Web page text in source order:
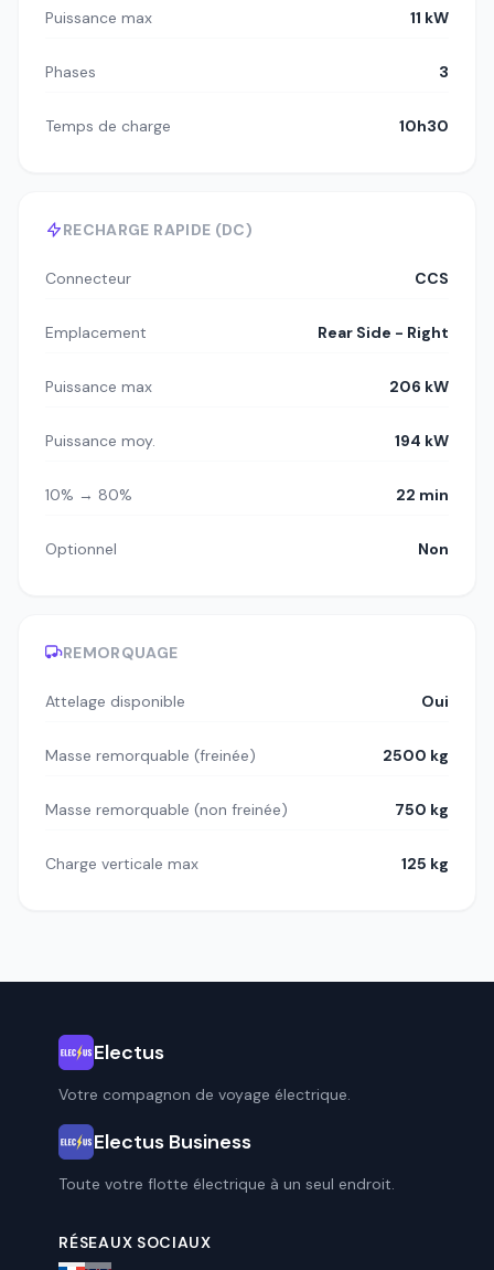
Puissance max 11 kW
Phases 3
Temps de charge 10h30
RECHARGE RAPIDE (DC)
Connecteur CCS
Emplacement Rear Side - Right
Puissance max 206 kW
Puissance moy. 194 kW
10% → 80% 22 min
Optionnel Non
REMORQUAGE
Attelage disponible Oui
Masse remorquable (freinée) 2500 kg
Masse remorquable (non freinée) 750 kg
Charge verticale max 125 kg
Electus
Votre compagnon de voyage électrique.
Electus Business
Toute votre flotte électrique à un seul endroit.
RÉSEAUX SOCIAUX